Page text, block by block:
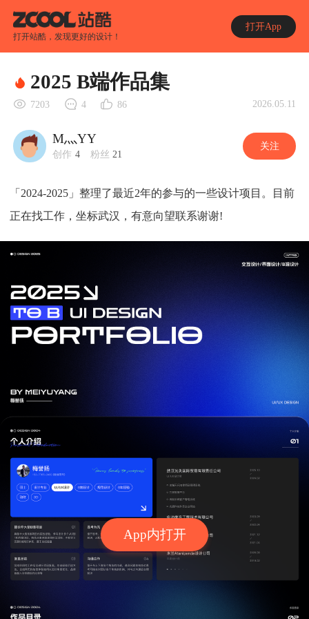
打开站酷，发现更好的设计！
打开App
App内打开
2025 B端作品集
7203 4 86 2026.05.11
M灬YY
创作 4 粉丝 21
关注
「2024-2025」整理了最近2年的参与的一些设计项目。目前
正在找工作，坐标武汉，有意向望联系谢谢!